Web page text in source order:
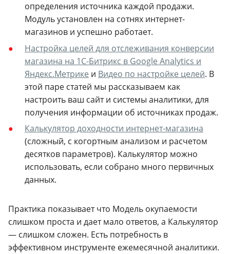
определения источника каждой продажи.
Модуль установлен на сотнях интернет-
магазинов и успешно работает.
Настройка целей для отслеживания конверсии
магазина на 1С-Битрикс в Google Analytics и
Яндекс.Метрике и Видео по настройке целей. В
этой паре статей мы рассказываем как
настроить ваш сайт и системы аналитики, для
получения информации об источниках продаж.
Калькулятор доходности интернет-магазина
(сложный, с когортным анализом и расчетом
десятков параметров). Калькулятор можно
использовать, если собрано много первичных
данных.
Практика показывает что Модель окупаемости
слишком проста и дает мало ответов, а Калькулятор
— слишком сложен. Есть потребность в
эффективном инструменте ежемесячной аналитики.